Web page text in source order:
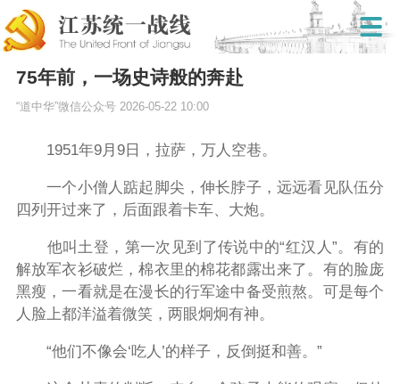
75年前，一场史诗般的奔赴
“道中华”微信公众号 2026-05-22 10:00
1951年9月9日，拉萨，万人空巷。
一个小僧人踮起脚尖，伸长脖子，远远看见队伍分
四列开过来了，后面跟着卡车、大炮。
他叫土登，第一次见到了传说中的“红汉人”。有的
解放军衣衫破烂，棉衣里的棉花都露出来了。有的脸庞
黑瘦，一看就是在漫长的行军途中备受煎熬。可是每个
人脸上都洋溢着微笑，两眼炯炯有神。
“他们不像会‘吃人’的样子，反倒挺和善。”